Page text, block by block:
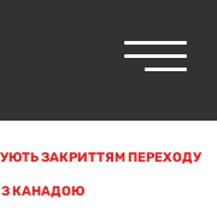
ЗАКРИТТЯМ ПЕРЕХОДУ
З КАНАДОЮ